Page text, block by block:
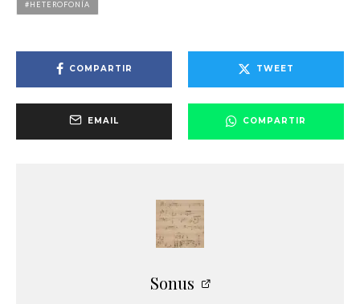
HETEROFONÍA
COMPARTIR TWEET
EMAIL COMPARTIR
Sonus